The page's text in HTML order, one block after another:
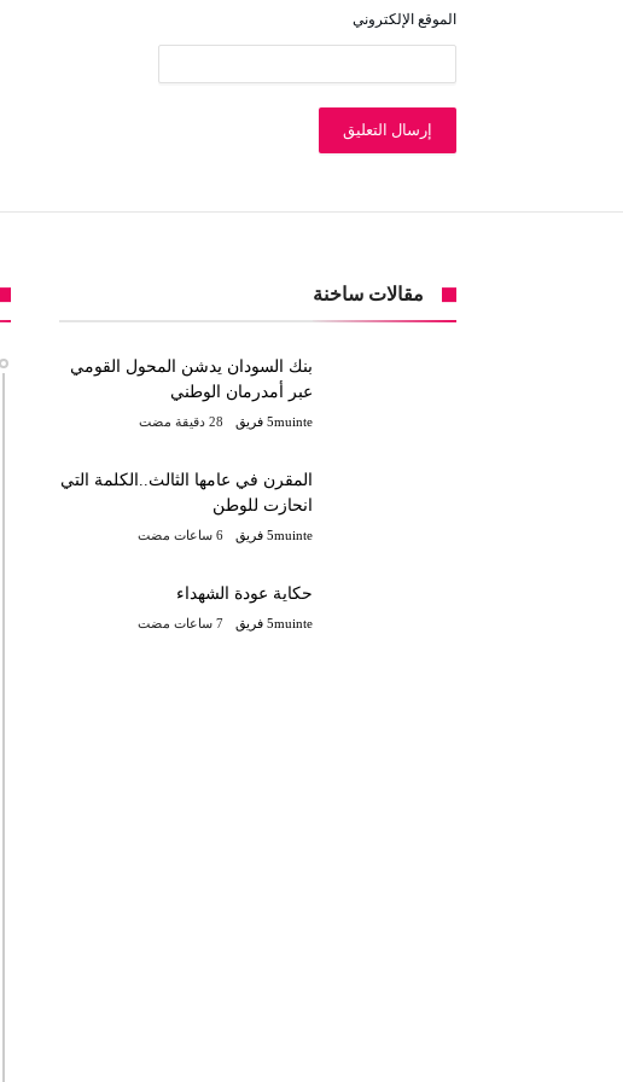
الموقع الإلكتروني
مقالات ساخنة
بنك السودان يدشن المحول القومي
عبر أمدرمان الوطني
5muinte فريق
المقرن في عامها الثالث..الكلمة التي
انحازت للوطن
5muinte فريق
حكاية عودة الشهداء
5muinte فريق